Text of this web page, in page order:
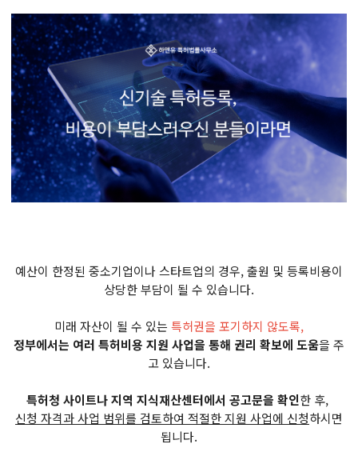
예산이 한정된 중소기업이나 스타트업의 경우, 출원 및 등록비용이
상당한 부담이 될 수 있습니다.
미래 자산이 될 수 있는 특허권을 포기하지 않도록,
정부에서는 여러 특허비용 지원 사업을 통해 권리 확보에 도움​을 주
고 있습니다.
특허청 사이트나 지역 지식재산센터에서 공고문을 확인한 후,
신청 자격과 사업 범위를 검토하여 적절한 지원 사업에 신청하시면
됩니다.